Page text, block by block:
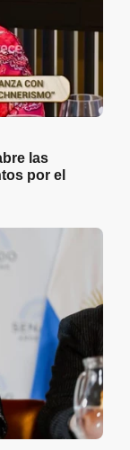
las
por el